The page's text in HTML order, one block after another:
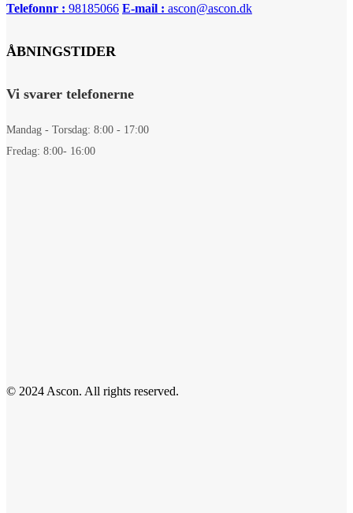
Telefonnr : 98185066 E-mail : ascon@ascon.dk
ÅBNINGSTIDER
Vi svarer telefonerne
Mandag - Torsdag: 8:00 - 17:00
Fredag: 8:00- 16:00
© 2024 Ascon. All rights reserved.